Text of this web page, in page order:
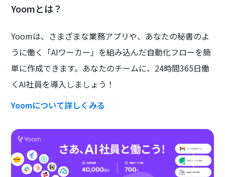
Yoomとは？
Yoomは、さまざまな業務アプリや、あなたの秘書のよ
うに働く「AIワーカー」を組み込んだ自動化フローを簡
単に作成できます。あなたのチームに、24時間365日働
くAI社員を導入しましょう！
Yoomについて詳しくみる